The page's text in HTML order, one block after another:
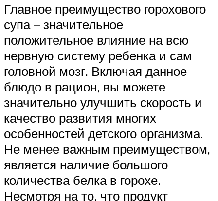
Главное преимущество горохового
супа – значительное
положительное влияние на всю
нервную систему ребенка и сам
головной мозг. Включая данное
блюдо в рацион, вы можете
значительно улучшить скорость и
качество развития многих
особенностей детского организма.
Не менее важным преимуществом,
является наличие большого
количества белка в горохе.
Несмотря на то, что продукт